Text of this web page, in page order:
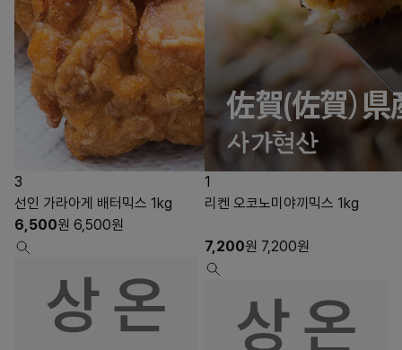
3
선인 가라아게 배터믹스 1kg
6,500원 6,500원
1
리켄 오코노미야끼믹스 1kg
7,200원 7,200원